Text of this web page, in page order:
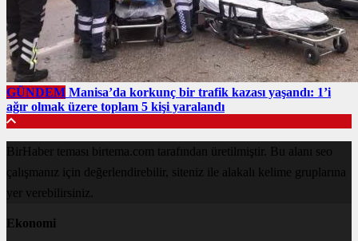
GÜNDEM Manisa’da korkunç bir trafik kazası yaşandı: 1’i
ağır olmak üzere toplam 5 kişi yaralandı
BirHaber teması birtema.com tarafından üretilmiştir. Bu alanı seo
çalışmanız için değerlendirebilir, siteniz ile alakalı kelime gruplarına
yer verebilirsiniz.
Ekonomi